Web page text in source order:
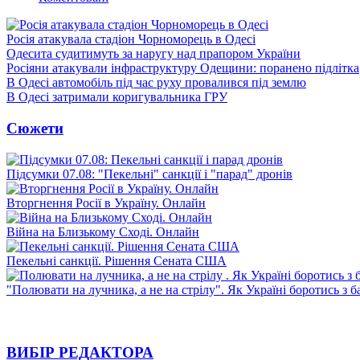
Росія атакувала стадіон Чорноморець в Одесі
Одесита судитимуть за наругу над прапором України
Росіяни атакували інфраструктуру Одещини: поранено підлітка
В Одесі автомобіль під час руху провалився під землю
В Одесі затримали коригувальника ГРУ
Сюжети
Підсумки 07.08: "Пекельні" санкції і "парад" дронів
Вторгнення Росії в Україну. Онлайн
Війна на Близькому Сході. Онлайн
Пекельні санкції. Рішення Сената США
"Полювати на лучника, а не на стрілу". Як Україні боротись з
ВИБІР РЕДАКТОРА